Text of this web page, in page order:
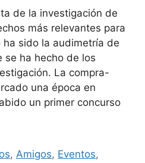
de la investigación de
más relevantes para
sido la audimetría de
se ha hecho de los
La compra-
una época en
un primer concurso
, Amigos, Eventos,